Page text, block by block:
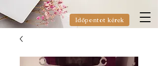
Időpontot kérek